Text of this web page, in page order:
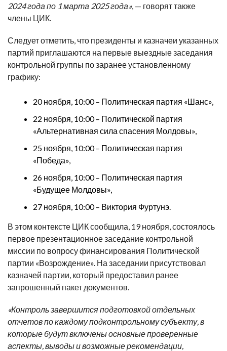
2024 года по 1 марта 2025 года», — говорят также
члены ЦИК.
Следует отметить, что президенты и казначеи указанных
партий приглашаются на первые выездные заседания
контрольной группы по заранее установленному
графику:
20 ноября, 10:00 – Политическая партия «Шанс»,
22 ноября, 10:00 – Политической партия
«Альтернативная сила спасения Молдовы»,
25 ноября, 10:00 – Политическая партия
«Победа»,
26 ноября, 10:00 – Политическая партия
«Будущее Молдовы»,
27 ноября, 10:00 – Виктория Фуртунэ.
В этом контексте ЦИК сообщила, 19 ноября, состоялось
первое презентационное заседание контрольной
миссии по вопросу финансирования Политической
партии «Возрождение». На заседании присутствовал
казначей партии, который предоставил ранее
запрошенный пакет документов.
«Контроль завершится подготовкой отдельных
отчетов по каждому подконтрольному субъекту, в
которые будут включены основные проверенные
аспекты, выводы и возможные рекомендации,